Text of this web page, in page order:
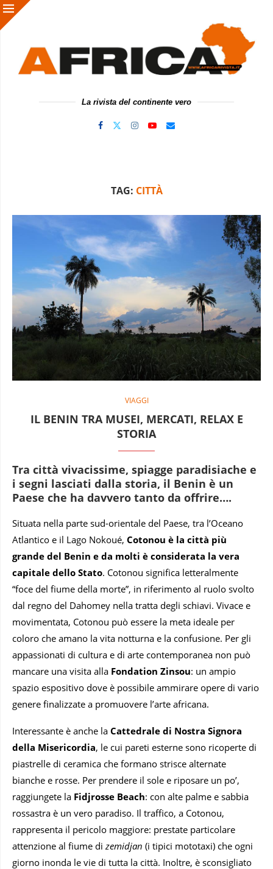
La rivista del continente vero
TAG: CITTÀ
VIAGGI
IL BENIN TRA MUSEI, MERCATI, RELAX E
STORIA
Tra città vivacissime, spiagge paradisiache e
i segni lasciati dalla storia, il Benin è un
Paese che ha davvero tanto da offrire….
Situata nella parte sud-orientale del Paese, tra l’Oceano
Atlantico e il Lago Nokoué, Cotonou è la città più
grande del Benin e da molti è considerata la vera
capitale dello Stato. Cotonou significa letteralmente
“foce del fiume della morte”, in riferimento al ruolo svolto
dal regno del Dahomey nella tratta degli schiavi. Vivace e
movimentata, Cotonou può essere la meta ideale per
coloro che amano la vita notturna e la confusione. Per gli
appassionati di cultura e di arte contemporanea non può
mancare una visita alla Fondation Zinsou: un ampio
spazio espositivo dove è possibile ammirare opere di vario
genere finalizzate a promuovere l’arte africana.
Interessante è anche la Cattedrale di Nostra Signora
della Misericordia, le cui pareti esterne sono ricoperte di
piastrelle di ceramica che formano strisce alternate
bianche e rosse. Per prendere il sole e riposare un po’,
raggiungete la Fidjrosse Beach: con alte palme e sabbia
rossastra è un vero paradiso. Il traffico, a Cotonou,
rappresenta il pericolo maggiore: prestate particolare
attenzione al fiume di zemidjan (i tipici mototaxi) che ogni
giorno inonda le vie di tutta la città. Inoltre, è sconsigliato